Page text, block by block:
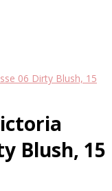
06 Dirty Blush, 15
Blush, 15